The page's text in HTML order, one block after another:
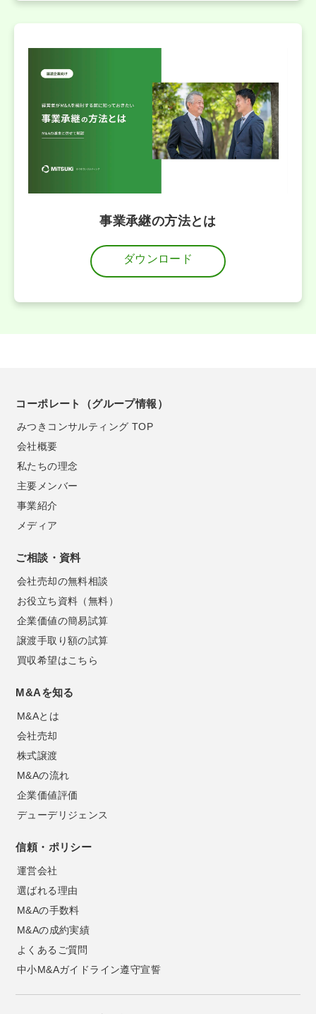
事業承継の方法とは
ダウンロード
コーポレート（グループ情報）
みつきコンサルティング TOP
会社概要
私たちの理念
主要メンバー
事業紹介
メディア
ご相談・資料
会社売却の無料相談
お役立ち資料（無料）
企業価値の簡易試算
譲渡手取り額の試算
買収希望はこちら
M&Aを知る
M&Aとは
会社売却
株式譲渡
M&Aの流れ
企業価値評価
デューデリジェンス
信頼・ポリシー
運営会社
選ばれる理由
M&Aの手数料
M&Aの成約実績
よくあるご質問
中小M&Aガイドライン遵守宣誓